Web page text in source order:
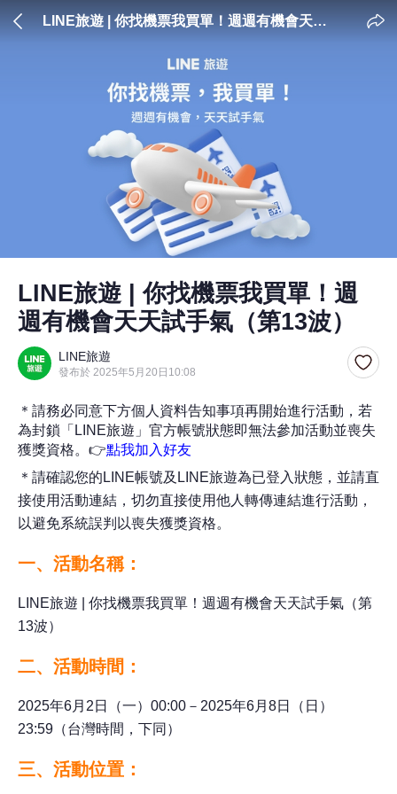
LINE旅遊 | 你找機票我買單！週週有機會天天
LINE旅遊 | 你找機票我買單！週
週有機會天天試手氣（第13波）
LINE旅遊
發布於 2025年5月20日10:08
＊請務必同意下方個人資料告知事項再開始進行活動，若
為封鎖「 LINE旅遊」官方帳號狀態即無法參加活動並喪失
獲獎資格。 👉點我加入好友
＊請確認您的LINE帳號及LINE旅遊為已登入狀態，並請直
接使用活動連結，切勿直接使用他人轉傳連結進行活動，
以避免系統誤判以喪失獲獎資格。
一、活動名稱：
LINE旅遊 | 你找機票我買單！週週有機會天天試手氣（第
13波）
二、活動時間：
2025年6月2日（一）00:00－2025年6月8日（日）
23:59（台灣時間，下同）
三、活動位置：